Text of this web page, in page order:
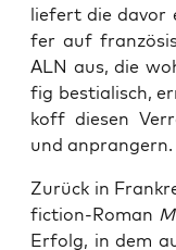
lie­fert die davor
fer auf
ALN aus, die
fig bes­tia­lisch,
koff die­sen
und anprangern.
Zurück in
fic­tion-Roman ­
Erfolg, in dem